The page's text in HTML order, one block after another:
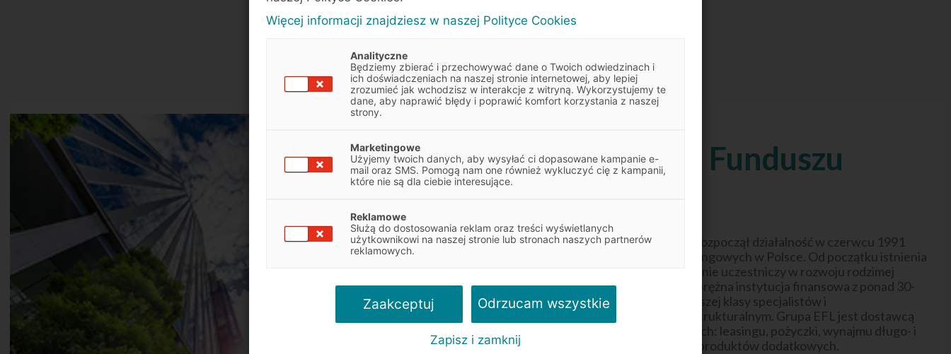
O Europejskim Funduszu
Leasingowym
Europejski Fundusz Leasingowy S.A. rozpoczął działalność w czerwcu 1991
roku jako jedna z pierwszych firm leasingowych w Polsce. Od początku istnienia
jest jednym z liderów w branży i aktywnie uczestniczy w rozwoju rodzimej
przedsiębiorczości. Aktualnie EFL to prężna instytucja finansowa z ponad 30-
letnim doświadczeniem, kadrą najwyższej klasy specjalistów i
wyspecjalizowanym zapleczem infrastrukturalnym. Grupa EFL jest dostawcą
kompleksowych rozwiązań finansowych: leasingu, pożyczki, wynajmu długo- i
krótkoterminowego, faktoringu oraz produktów dodatkowych.
Więcej informacji znajdziesz w naszej Polityce Cookies
Analityczne
Będziemy zbierać i przechowywać dane o Twoich odwiedzinach i
ich doświadczeniach na naszej stronie internetowej, aby lepiej
zrozumieć jak wchodzisz w interakcje z witryną. Wykorzystujemy te
dane, aby naprawić błędy i poprawić komfort korzystania z naszej
strony.
Marketingowe
Użyjemy twoich danych, aby wysyłać ci dopasowane kampanie e-
mail oraz SMS. Pomogą nam one również wykluczyć cię z kampanii,
które nie są dla ciebie interesujące.
Reklamowe
Służą do dostosowania reklam oraz treści wyświetlanych
użytkownikowi na naszej stronie lub stronach naszych partnerów
reklamowych.
Zaakceptuj Odrzucam wszystkie
Zapisz i zamknij